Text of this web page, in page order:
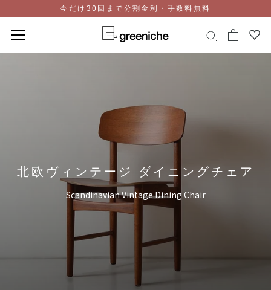
今だけ30回まで分割金利・手数料無料
北欧ヴィンテージ ダイニングチェア
Scandinavian Vintage Dining Chair